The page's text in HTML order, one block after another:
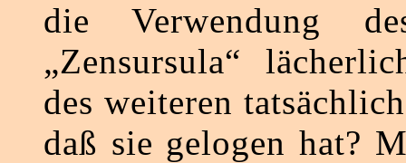
die Verwendung
„Zensursula“
des weiteren
daß sie gelogen hat?